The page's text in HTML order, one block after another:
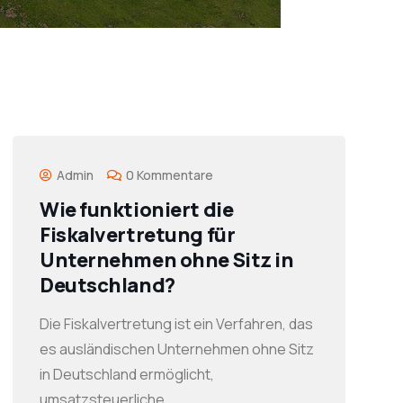
Admin 0 Kommentare
Wie funktioniert die
Fiskalvertretung für
Unternehmen ohne Sitz in
Deutschland?
Die Fiskalvertretung ist ein Verfahren, das
es ausländischen Unternehmen ohne Sitz
in Deutschland ermöglicht,